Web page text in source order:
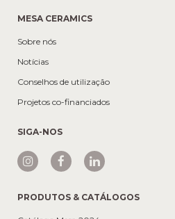
MESA CERAMICS
Sobre nós
Notícias
Conselhos de utilização
Projetos co-financiados
SIGA-NOS
PRODUTOS & CATÁLOGOS